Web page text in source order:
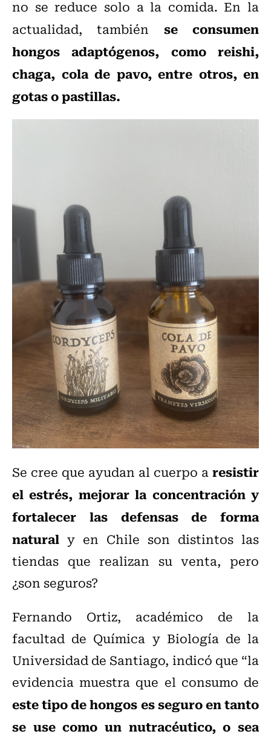
no se reduce solo a la comida. En la
actualidad, también se consumen
hongos adaptógenos, como reishi,
chaga, cola de pavo, entre otros, en
gotas o pastillas.
Se cree que ayudan al cuerpo aresistir
el estrés, mejorar la concentración y
fortalecer las defensas de forma
natural y en Chile son distintos las
tiendas que realizan su venta, pero
¿son seguros?
Fernando Ortiz, académico de la
facultad de Química y Biología de la
Universidad de Santiago, indicó que “la
evidencia muestra que el consumo de
este tipo de hongos es seguro en tanto
se use como un nutracéutico, o sea